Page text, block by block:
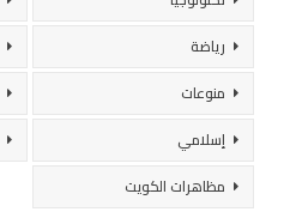
رياضة
منوعات
إسلامي
مظاهرات الكويت